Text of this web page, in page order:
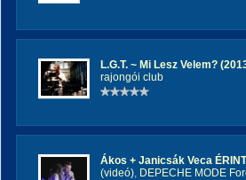
L.G.T. ~ Mi Lesz Velem?
rajongói club
Ákos + Janicsák Veca
(videó), DEPECHE MODE